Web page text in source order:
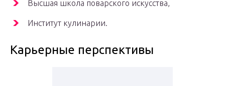
Высшая школа поварского искусства,
Институт кулинарии.
Карьерные перспективы